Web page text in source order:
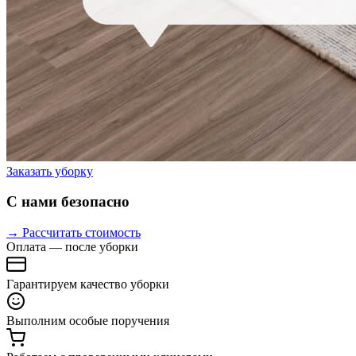
Заказать уборку
С нами безопасно
→ Рассчитать стоимость
Оплата — после уборки
Гарантируем качество уборки
Выполним особые поручения